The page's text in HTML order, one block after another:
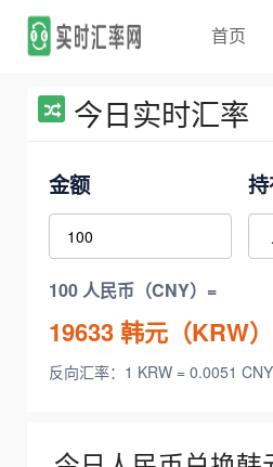
首页
今日实时汇率
金额
100 人民币（CNY）=
19633韩元（KRW）
反向汇率：1 KRW = 0.0051 CNY